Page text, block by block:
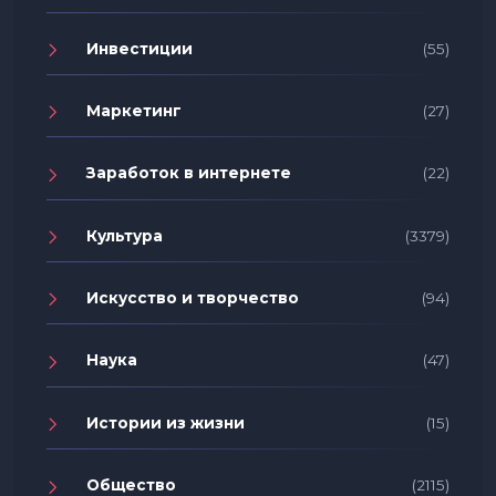
Инвестиции (55)
Маркетинг (27)
Заработок в интернете (22)
Культура (3379)
Искусство и творчество (94)
Наука (47)
Истории из жизни (15)
Общество (2115)